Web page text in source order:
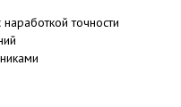
точности